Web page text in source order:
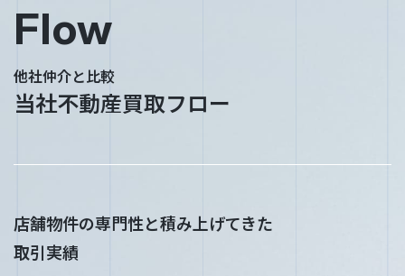
Flow
他社仲介と比較
当社不動産買取フロー
店舗物件の専門性と積み上げてきた
取引実績